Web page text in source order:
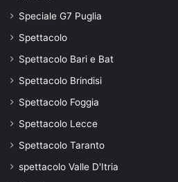
Speciale G7 Puglia
Spettacolo
Spettacolo Bari e Bat
Spettacolo Brindisi
Spettacolo Foggia
Spettacolo Lecce
Spettacolo Taranto
spettacolo Valle D'Itria